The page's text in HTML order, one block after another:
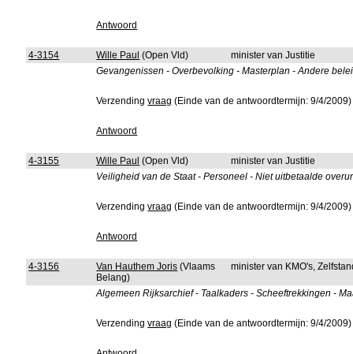
Antwoord
4-3154 Wille Paul (Open Vld)
minister van Justitie
Gevangenissen - Overbevolking - Masterplan - Andere
Verzendingvraag (Einde van de antwoordtermijn: 9/4/2009)
Antwoord
4-3155 Wille Paul (Open Vld)
minister van Justitie
Veiligheid van de Staat - Personeel - Niet uitbetaalde
Verzendingvraag (Einde van de antwoordtermijn: 9/4/2009)
Antwoord
4-3156 Van Hauthem Joris (Vlaams
Belang)
minister van KMO's,
Algemeen Rijksarchief - Taalkaders - Scheeftrekkingen -
Verzendingvraag (Einde van de antwoordtermijn: 9/4/2009)